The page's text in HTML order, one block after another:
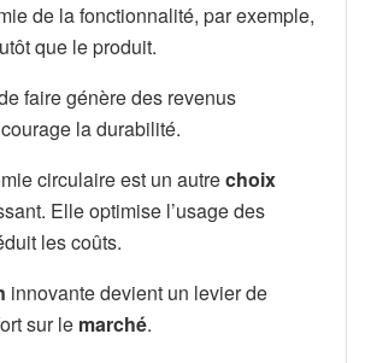
de la fonctionnalité, par exemple,
que le produit.
faire génère des revenus
la durabilité.
circulaire est un autrechoix
Elle optimise l’usage des
les coûts.
innovante devient un levier de
sur le marché.